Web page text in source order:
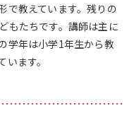
で教えています。残りの
もたちです。講師は主に
学年は小学1年生から教
ます。